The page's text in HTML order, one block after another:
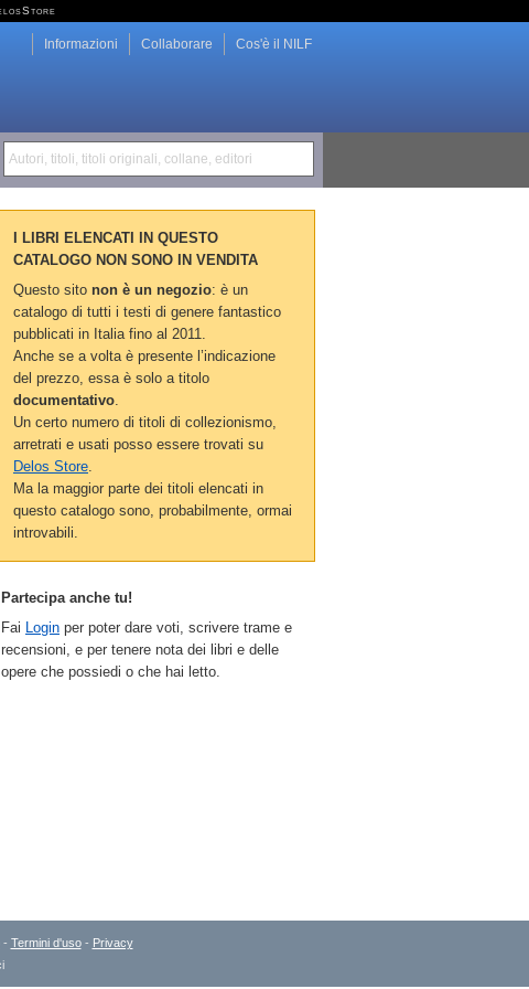
Autori, titoli, titoli originali, collane, editori
Cos'è il NILF
Collaborare
Informazioni
I LIBRI ELENCATI IN QUESTO
CATALOGO NON SONO IN VENDITA
Questo sito non è un negozio: è un
catalogo di tutti i testi di genere fantastico
pubblicati in Italia fino al 2011.
Anche se a volta è presente l’indicazione
del prezzo, essa è solo a titolo
documentativo
Un certo numero di titoli di collezionismo,
arretrati e usati posso essere trovati su
Delos Store
Ma la maggior parte dei titoli elencati in
questo catalogo sono, probabilmente, ormai
introvabili.
Partecipa anche tu!
Fai Login per poter dare voti, scrivere trame e
recensioni, e per tenere nota dei libri e delle
opere che possiedi o che hai letto.
- Termini d'uso- Privacy